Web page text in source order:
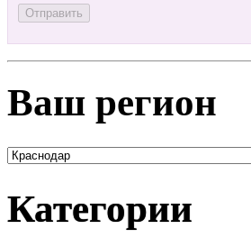
Ваш регион
Категории